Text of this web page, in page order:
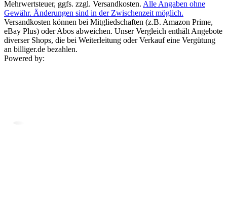
Mehrwertsteuer, ggfs. zzgl. Versandkosten. Alle Angaben ohne
Gewähr. Änderungen sind in der Zwischenzeit möglich.
Versandkosten können bei Mitgliedschaften (z.B. Amazon Prime,
eBay Plus) oder Abos abweichen. Unser Vergleich enthält Angebote
diverser Shops, die bei Weiterleitung oder Verkauf eine Vergütung
an billiger.de bezahlen.
Powered by: